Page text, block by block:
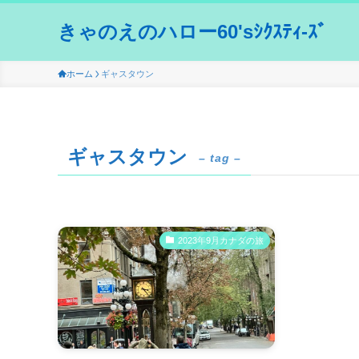
きゃのえのハロー60'sｼｸｽﾃｨ-ｽﾞ
ホーム ギャスタウン
ギャスタウン – tag –
2023年9月カナダの旅